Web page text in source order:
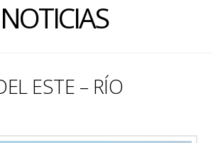
NOTICIAS
ESTE – RÍO